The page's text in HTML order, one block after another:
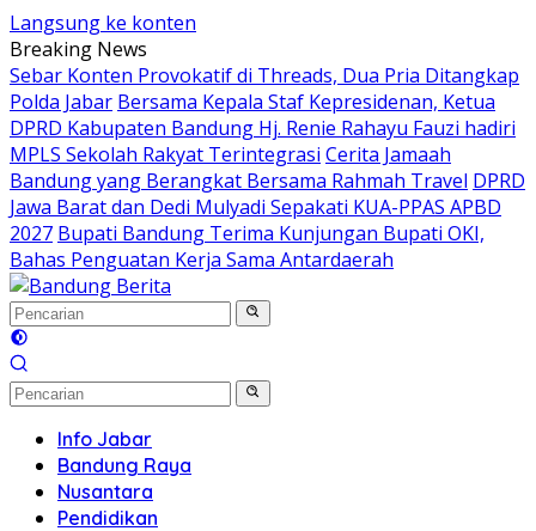
Langsung ke konten
Breaking News
Sebar Konten Provokatif di Threads, Dua Pria Ditangkap
Polda Jabar Bersama Kepala Staf Kepresidenan, Ketua
DPRD Kabupaten Bandung Hj. Renie Rahayu Fauzi hadiri
MPLS Sekolah Rakyat Terintegrasi Cerita Jamaah
Bandung yang Berangkat Bersama Rahmah Travel DPRD
Jawa Barat dan Dedi Mulyadi Sepakati KUA-PPAS APBD
2027 Bupati Bandung Terima Kunjungan Bupati OKI,
Bahas Penguatan Kerja Sama Antardaerah
Info Jabar
Bandung Raya
Nusantara
Pendidikan